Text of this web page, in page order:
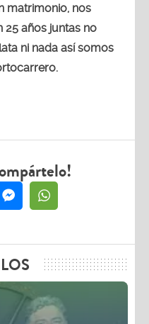
matrimonio, nos
años juntas no
ni nada así somos